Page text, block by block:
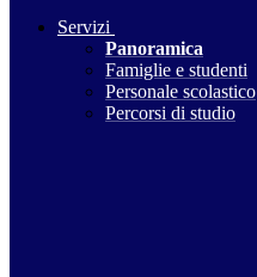
Servizi
Panoramica
Famiglie e studenti
Personale scolastico
Percorsi di studio